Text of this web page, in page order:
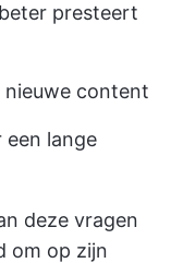
presteert
nieuwe content
lange
deze vragen
om op zijn